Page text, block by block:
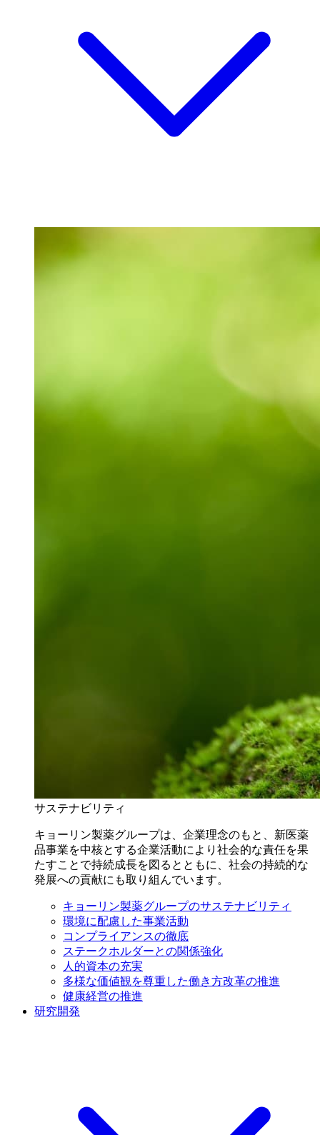
サステナビリティ
キョーリン製薬グループは、企業理念のもと、新医薬
品事業を中核とする企業活動により社会的な責任を果
たすことで持続成長を図るとともに、社会の持続的な
発展への貢献にも取り組んでいます。
キョーリン製薬グループのサステナビリティ
環境に配慮した事業活動
コンプライアンスの徹底
ステークホルダーとの関係強化
人的資本の充実
多様な価値観を尊重した働き方改革の推進
健康経営の推進
研究開発